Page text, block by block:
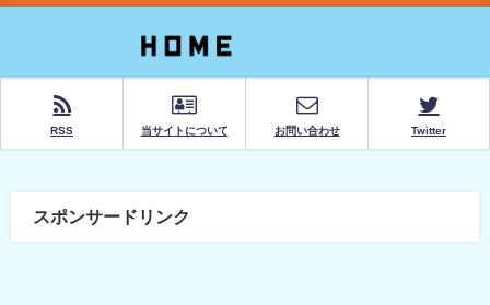
RSS 当サイトについて お問い合わせ Twitter
スポンサードリンク